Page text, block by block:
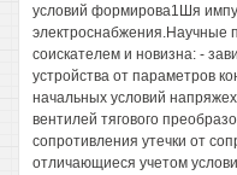
условий формирова1Шя
электроснабжения.Научные
соискателем и новизна: -
устройства от параметров
начальных условий
вентилей тягового
сопротивления утечки от
отличающиеся учетом